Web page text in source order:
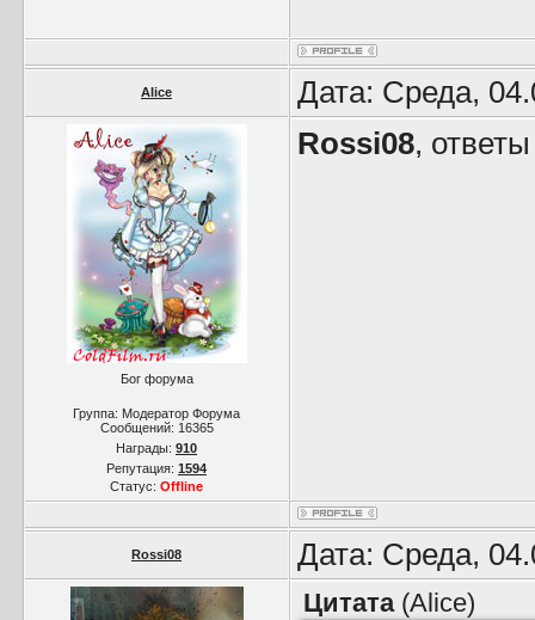
Alice Дата: Среда,
Бог форума
Группа: Модератор Форума
Сообщений: 16365
Награды: 910
Репутация: 1594
Статус: Offline
Rossi08,
Rossi08 Дата: Среда,
Цитата(Alice)